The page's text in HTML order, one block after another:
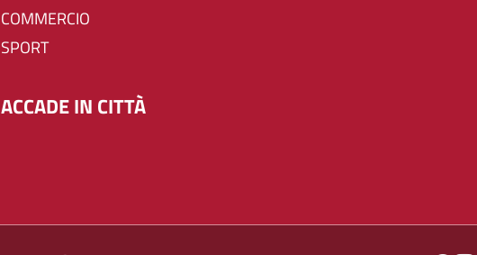
COMMERCIO
SPORT
ACCADE IN CITTÀ